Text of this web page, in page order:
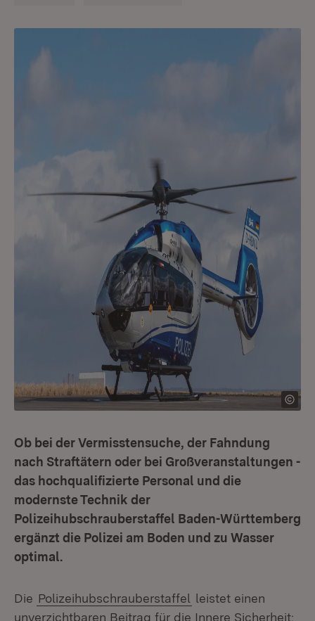
Ob bei der Vermisstensuche, der Fahndung
nach Straftätern oder bei Großveranstaltungen -
das hochqualifizierte Personal und die
modernste Technik der
Polizeihubschrauberstaffel Baden-Württemberg
ergänzt die Polizei am Boden und zu Wasser
optimal.
Die Polizeihubschrauberstaffel leistet einen
unverzichtbaren Beitrag für die Innere Sicherheit: